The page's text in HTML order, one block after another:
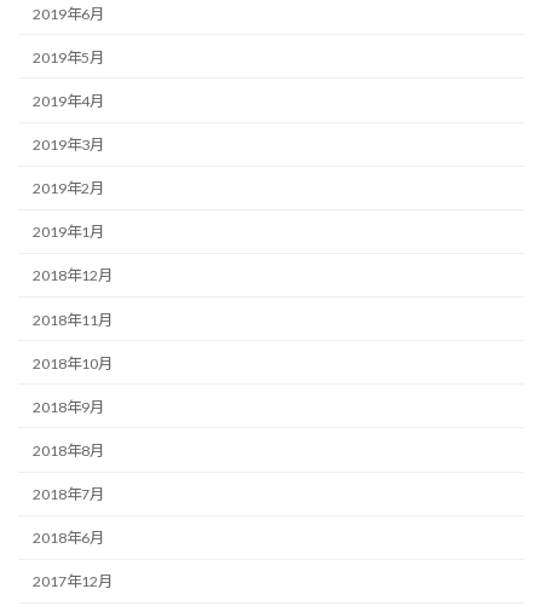
2019年6月
2019年5月
2019年4月
2019年3月
2019年2月
2019年1月
2018年12月
2018年11月
2018年10月
2018年9月
2018年8月
2018年7月
2018年6月
2017年12月